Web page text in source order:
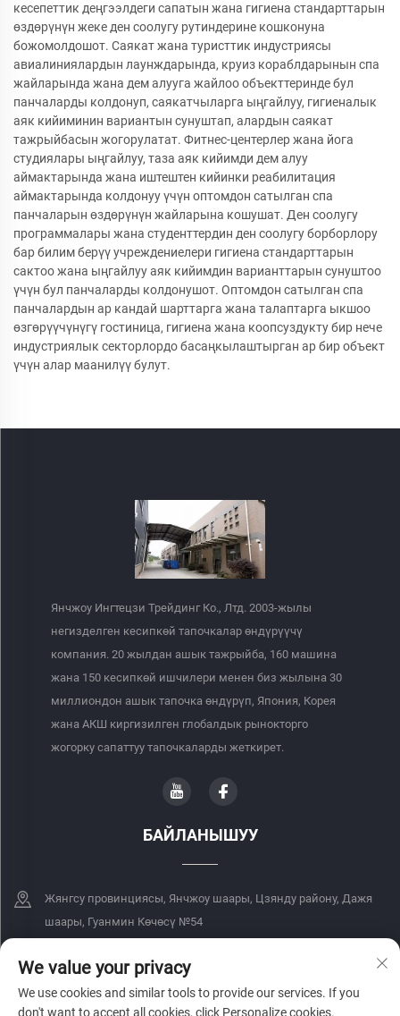
кесепеттик деңгээлдеги сапатын жана гигиена стандарттарын
өздөрүнүн жеке ден соолугу рутиндерине кошконуна
божомолдошот. Саякат жана туристтик индустриясы
авиалиниялардын лаунждарында, круиз кораблдарынын спа
жайларында жана дем алууга жайлоо объекттеринде бул
панчаларды колдонуп, саякатчыларга ыңгайлуу, гигиеналык
аяк кийиминин вариантын сунуштап, алардын саякат
тажрыйбасын жогорулатат. Фитнес-центерлер жана йога
студиялары ыңгайлуу, таза аяк кийимди дем алуу
аймактарында жана иштештен кийинки реабилитация
аймактарында колдонуу үчүн оптомдон сатылган спа
панчаларын өздөрүнүн жайларына кошушат. Ден соолугу
программалары жана студенттердин ден соолугу борборлору
бар билим берүү учреждениелери гигиена стандарттарын
сактоо жана ыңгайлуу аяк кийимдин варианттарын сунуштоо
үчүн бул панчаларды колдонушот. Оптомдон сатылган спа
панчалардын ар кандай шарттарга жана талаптарга ыкшоо
өзгөрүүчүнүгү гостиница, гигиена жана коопсуздукту бир нече
индустриялык секторлордо басаңкылаштырган ар бир объект
үчүн алар маанилүү булут.
Янчжоу Ингтецзи Трейдинг Ко., Лтд. 2003-жылы
негизделген кесипкөй тапочкалар өндүрүүчү
компания. 20 жылдан ашык тажрыйба, 160 машина
жана 150 кесипкөй ишчилери менен биз жылына 30
миллиондон ашык тапочка өндүрүп, Япония, Корея
жана АКШ киргизилген глобалдык рынокторго
жогорку сапаттуу тапочкаларды жеткирет.
БАЙЛАНЫШУУ
Жянгсу провинциясы, Янчжоу шаары, Цзянду району, Дажя
шаары, Гуанмин Көчөсү №54
+86-18068849339
[email protected]
We value your privacy
We use cookies and similar tools to provide our services. If you
don't want to accept all cookies, click Personalize cookies.